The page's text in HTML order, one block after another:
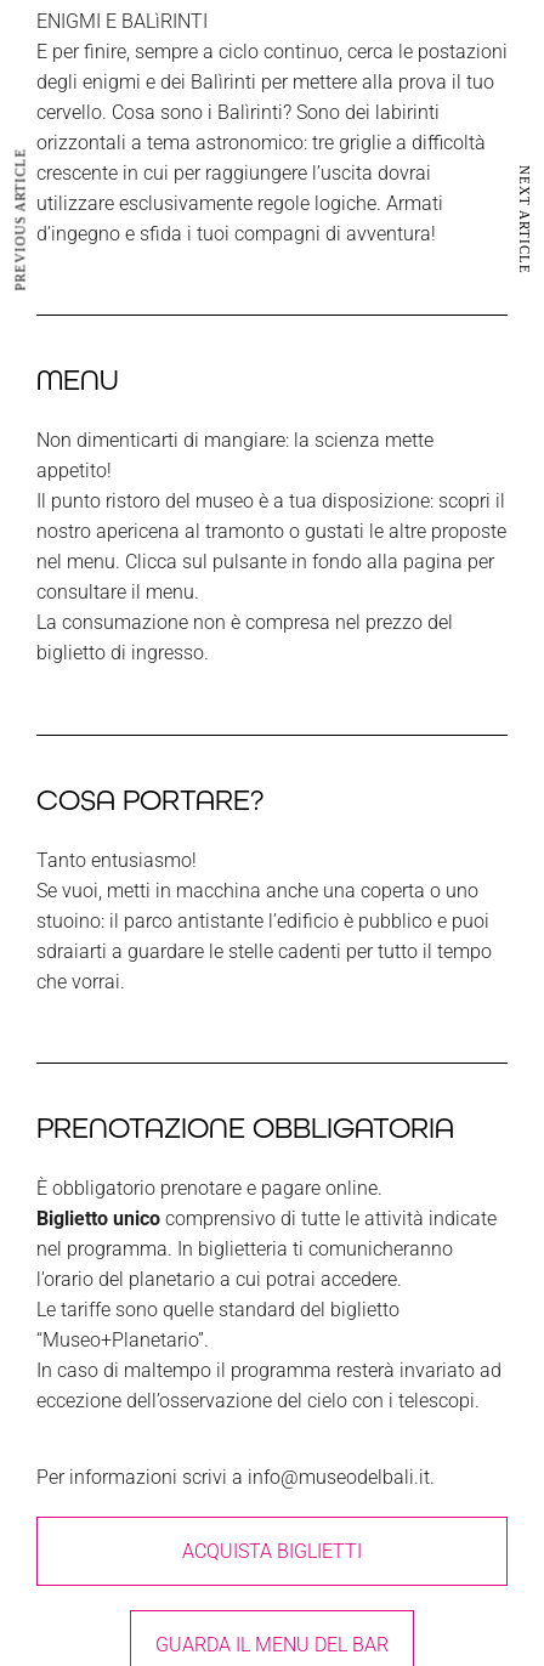
ENIGMI E BALìRINTI
E per finire, sempre a ciclo continuo, cerca le postazioni
degli enigmi e dei Balìrinti per mettere alla prova il tuo
cervello. Cosa sono i Balìrinti? Sono dei labirinti
orizzontali a tema astronomico: tre griglie a difficoltà
crescente in cui per raggiungere l’uscita dovrai
utilizzare esclusivamente regole logiche. Armati
d’ingegno e sfida i tuoi compagni di avventura!
MENU
Non dimenticarti di mangiare: la scienza mette
appetito!
Il punto ristoro del museo è a tua disposizione: scopri il
nostro apericena al tramonto o gustati le altre proposte
nel menu. Clicca sul pulsante in fondo alla pagina per
consultare il menu.
La consumazione non è compresa nel prezzo del
biglietto di ingresso.
COSA PORTARE?
Tanto entusiasmo!
Se vuoi, metti in macchina anche una coperta o uno
stuoino: il parco antistante l’edificio è pubblico e puoi
sdraiarti a guardare le stelle cadenti per tutto il tempo
che vorrai.
PRENOTAZIONE OBBLIGATORIA
È obbligatorio prenotare e pagare online.
Biglietto unico comprensivo di tutte le attività indicate
nel programma. In biglietteria ti comunicheranno
l’orario del planetario a cui potrai accedere.
Le tariffe sono quelle standard del biglietto
“Museo+Planetario”.
In caso di maltempo il programma resterà invariato ad
eccezione dell’osservazione del cielo con i telescopi.
Per informazioni scrivi a info@museodelbali.it.
ACQUISTA BIGLIETTI
GUARDA IL MENU DEL BAR
PREVIOUS ARTICLE NEXT ARTICLE